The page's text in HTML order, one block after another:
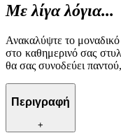
Με λίγα λόγια...
Ανακαλύψτε το μοναδικό
στο καθημερινό σας
θα σας συνοδεύει
Περιγραφή
+